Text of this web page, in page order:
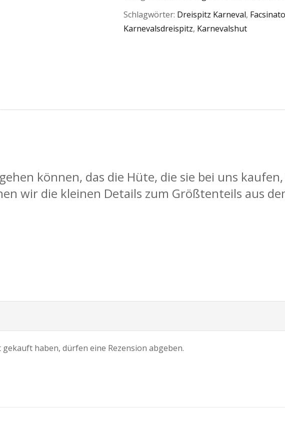
Schlagwörter: Dreispitz Karneval,
Karnevalsdreispitz, Karnevalshut
können, das die Hüte, die sie bei uns
wir die kleinen Details zum Größtenteils aus
haben, dürfen eine Rezension abgeben.